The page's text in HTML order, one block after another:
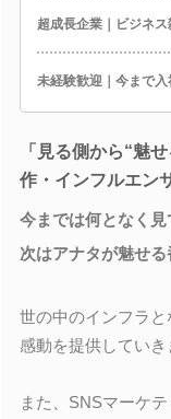
超成長企業｜ビジネ
未経験歓迎｜今まで
「見る側から“魅
作・インフルエン
今までは何となく見
次はアナタが魅せる
世の中のインフラと
感動を提供していき
また、SNSマーケ